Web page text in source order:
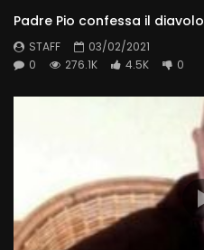
Padre Pio confessa il diavolo
STAFF
03/02/2021
0
276.1K 4.5K 0